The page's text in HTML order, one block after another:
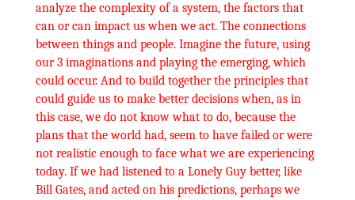
analyze the complexity of a system, the factors that
can or can impact us when we act. The connections
between things and people. Imagine the future, using
our 3 imaginations and playing the emerging, which
could occur. And to build together the principles that
could guide us to make better decisions when, as in
this case, we do not know what to do, because the
plans that the world had, seem to have failed or were
not realistic enough to face what we are experiencing
today. If we had listened to a Lonely Guy better, like
Bill Gates, and acted on his predictions, perhaps we